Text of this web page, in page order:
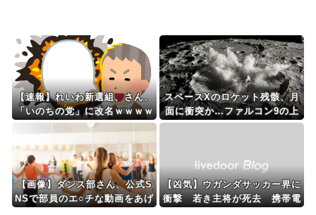
Powered by livedoor 相互RSS
【速報】れいわ新選組、さん、
「いのちの党」に改名ｗｗｗｗ
スペースXのロケット残骸、月
面に衝突か…ファルコン9の上
段！
【画像】ダンス部さん、公式S
NSで部員のエ○チな動画をあげ
【凶気】ウガンダサッカー界に
衝撃 若き主将が死去 携帯電